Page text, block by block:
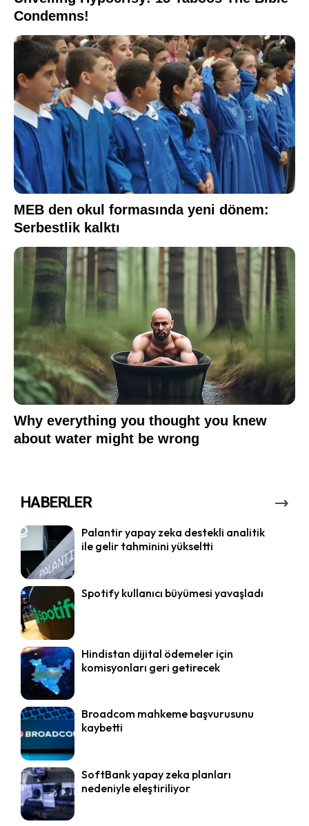
HABERLER
Palantir yapay zeka destekli analitik
ile gelir tahminini yükseltti
Spotify kullanıcı büyümesi yavaşladı
Hindistan dijital ödemeler için
komisyonları geri getirecek
Broadcom mahkeme başvurusunu
kaybetti
SoftBank yapay zeka planları
nedeniyle eleştiriliyor